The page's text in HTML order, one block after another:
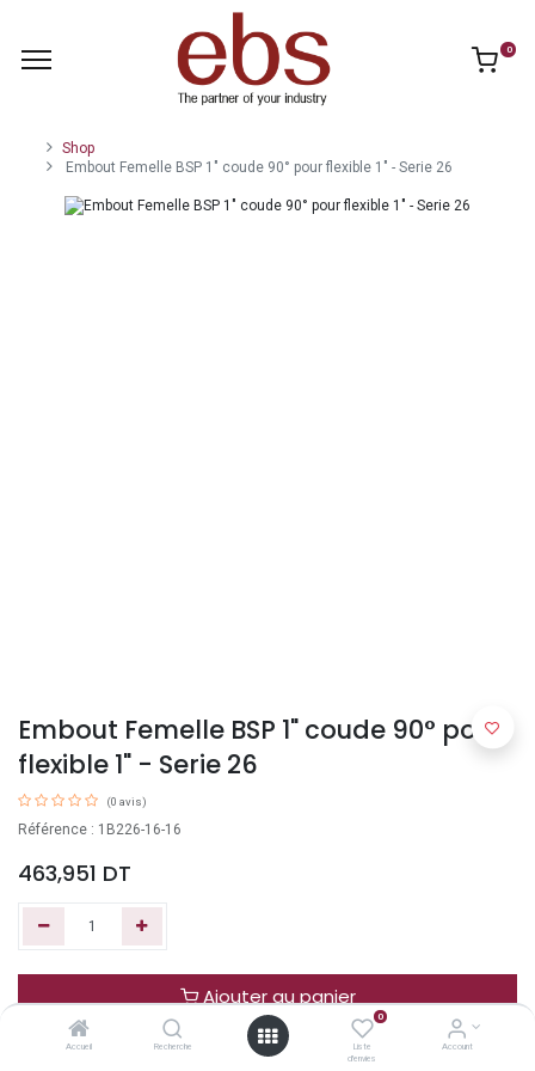
Accueil Recherche
0
Liste
d'envies
Account
0
Shop
Embout Femelle BSP 1" coude 90° pour flexible 1" - Serie 26
Embout Femelle BSP 1" coude 90° pour
flexible 1" - Serie 26
(0 avis)
Référence : 1B226-16-16
463,951 DT
Ajouter au panier
Acheter maintenant